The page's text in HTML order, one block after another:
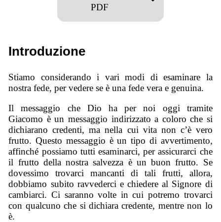
PDF
Introduzione
Stiamo considerando i vari modi di esaminare la
nostra fede, per vedere se è una fede vera e genuina.
Il messaggio che Dio ha per noi oggi tramite
Giacomo è un messaggio indirizzato a coloro che si
dichiarano credenti, ma nella cui vita non c’è vero
frutto. Questo messaggio è un tipo di avvertimento,
affinché possiamo tutti esaminarci, per assicurarci che
il frutto della nostra salvezza è un buon frutto. Se
dovessimo trovarci mancanti di tali frutti, allora,
dobbiamo subito ravvederci e chiedere al Signore di
cambiarci. Ci saranno volte in cui potremo trovarci
con qualcuno che si dichiara credente, mentre non lo
è.